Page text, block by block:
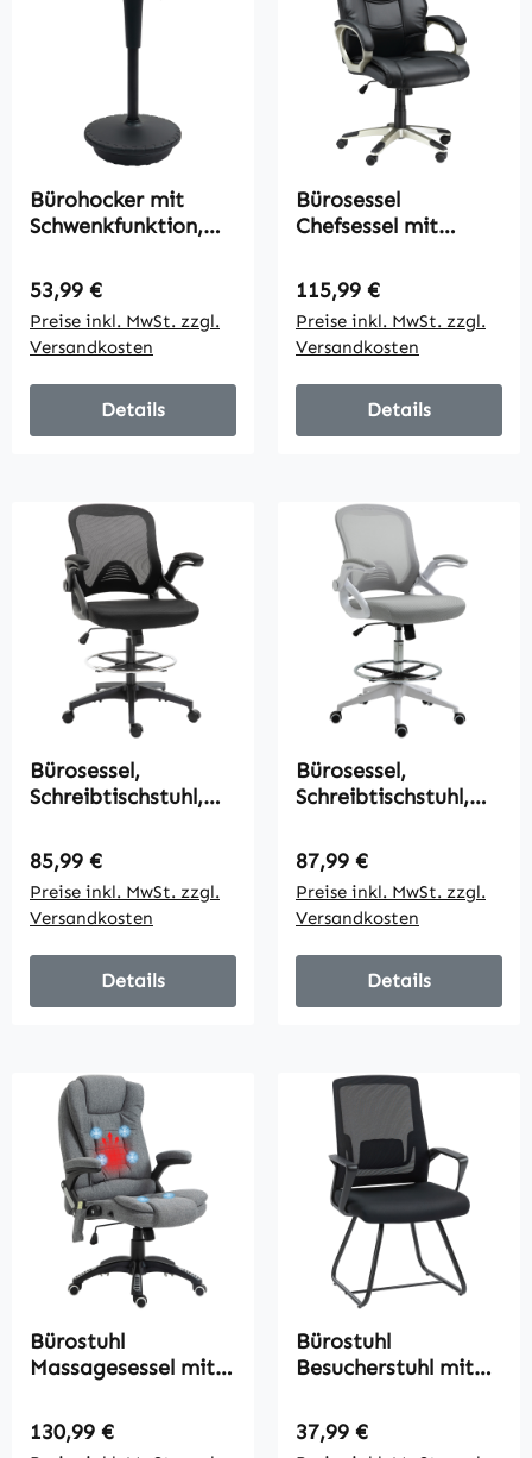
Bürohocker mit
Schwenkfunktion,
Hocker,
höhenverstellbar
65,5-83,5 cm 120°
neigbar Schwarz
Regulärer Preis:
53,99 €
Preise inkl. MwSt. zzgl.
Versandkosten
Details
Bürosessel
Chefsessel mit
Bürostuhl
Schreibtischstuhl
Ergonomischer
Drehstuhl Sportsitz
Hoher Rückenlehne
Schwarz
Kunsterleder Metall
Regulärer Preis:
115,99 €
Preise inkl. MwSt. zzgl.
Versandkosten
Details
Bürosessel,
Schreibtischstuhl,
Fußablage,
drehbarer Sitz,
Stahl, schwarz, 64 x
60 x 106-126cm
Regulärer Preis:
85,99 €
Preise inkl. MwSt. zzgl.
Versandkosten
Details
Bürosessel,
Schreibtischstuhl,
Fußablage,
drehbarer Sitz,
Stahl, schwarz, 64 x
60 x 106-126cm
Regulärer Preis:
87,99 €
Preise inkl. MwSt. zzgl.
Versandkosten
Details
Bürostuhl
Massagesessel mit
Ergonomischer
Chefsessel,
Regulärer Preis:
130,99 €
Bürostuhl
Besucherstuhl mit
Lendenstütze,
Netzbespannung für
Regulärer Preis:
37,99 €